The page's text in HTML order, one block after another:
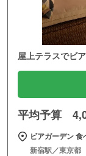
屋上テラスでビ
平均予算
ビアガーデン
新宿駅／東京都